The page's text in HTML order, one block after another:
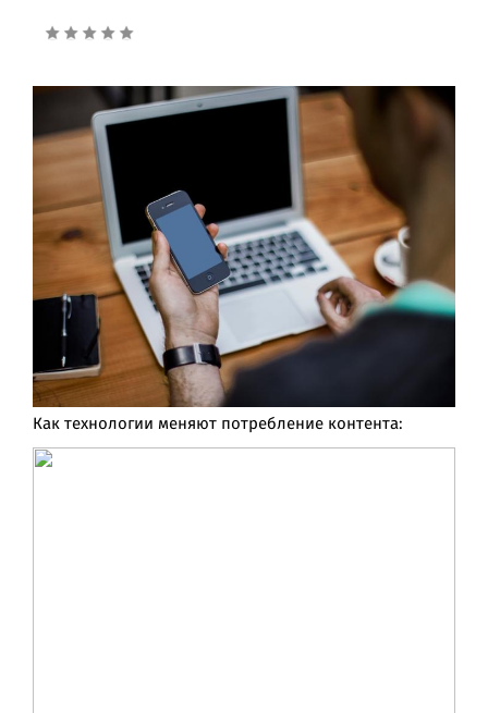
Как технологии меняют потребление контента: